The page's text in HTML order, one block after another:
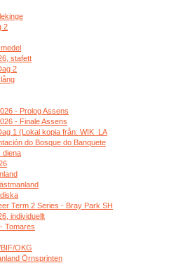
2
stafett
2
- Prolog Assens
- Finale Assens
1 (Lokal kopia från: WIK_LA
do Bosque do Banquete
diena
Term 2 Series - Bray Park SH
individuellt
Tomares
OKG
Örnsprinten